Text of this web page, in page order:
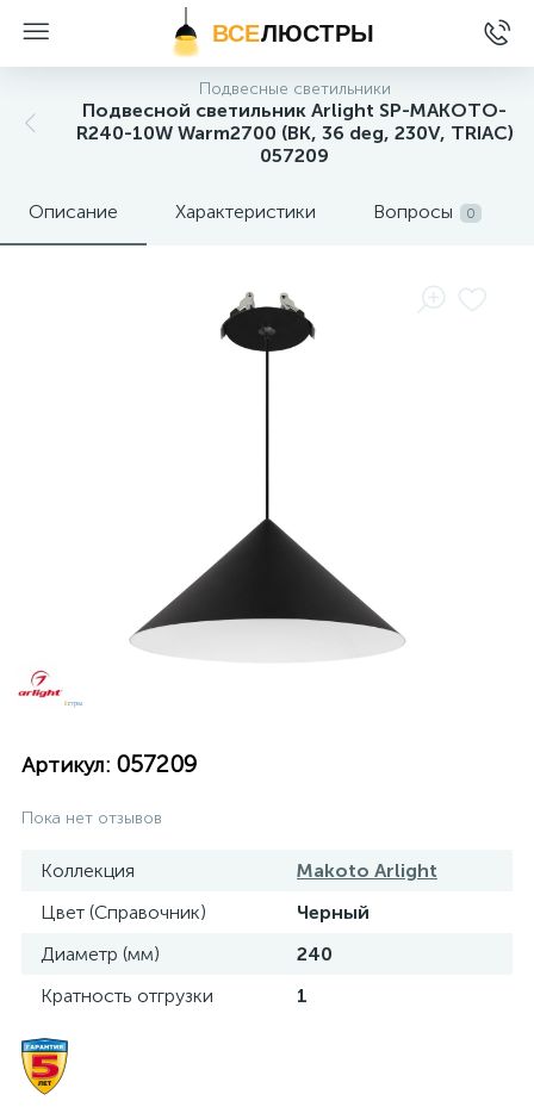
ВСЕЛЮСТРЫ
Подвесные светильники
Подвесной светильник Arlight SP-MAKOTO-
R240-10W Warm2700 (BK, 36 deg, 230V, TRIAC)
057209
Описание Характеристики Вопросы 0
Артикул: 057209
Пока нет отзывов
Коллекция
Makoto Arlight
Цвет (Справочник)
Черный
Диаметр (мм)
240
Кратность отгрузки
1